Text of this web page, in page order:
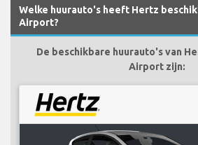
Welke huurauto's heeft Hertz
Airport?
De beschikbare huurauto's van
Airport zijn: